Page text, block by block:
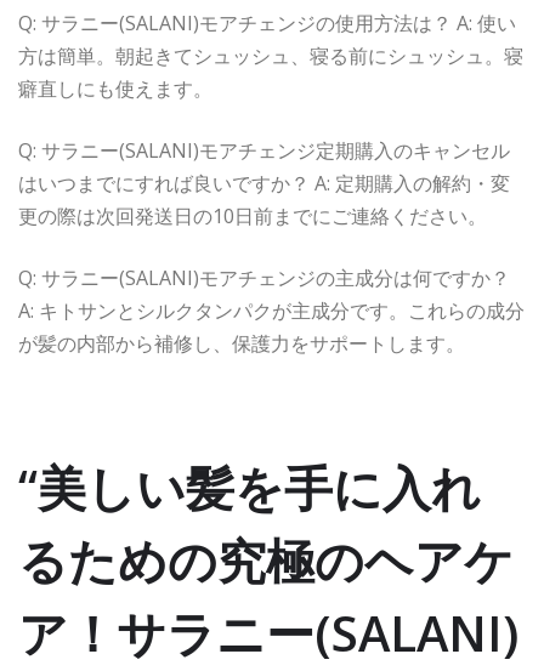
Q: サラニー(SALANI)モアチェンジの使用方法は？ A: 使い
方は簡単。朝起きてシュッシュ、寝る前にシュッシュ。寝
癖直しにも使えます。
Q: サラニー(SALANI)モアチェンジ定期購入のキャンセル
はいつまでにすれば良いですか？ A: 定期購入の解約・変
更の際は次回発送日の10日前までにご連絡ください。
Q: サラニー(SALANI)モアチェンジの主成分は何ですか？
A: キトサンとシルクタンパクが主成分です。これらの成分
が髪の内部から補修し、保護力をサポートします。
“美しい髪を手に入れ
るための究極のヘアケ
ア！サラニー(SALANI)